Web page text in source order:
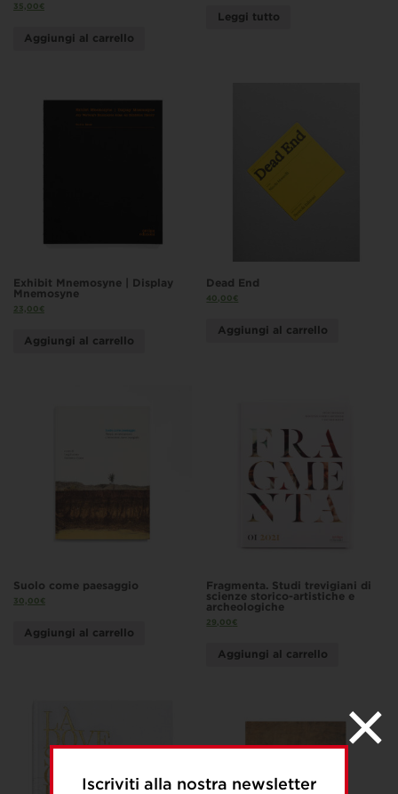
Iscriviti alla nostra newsletter
35,00€
Aggiungi al carrello
Leggi tutto
Exhibit Mnemosyne | Display
Mnemosyne
23,00€
Aggiungi al carrello
Dead End
40,00€
Aggiungi al carrello
Suolo come paesaggio
30,00€
Aggiungi al carrello
Fragmenta. Studi trevigiani di
scienze storico-artistiche e
archeologiche
29,00€
Aggiungi al carrello